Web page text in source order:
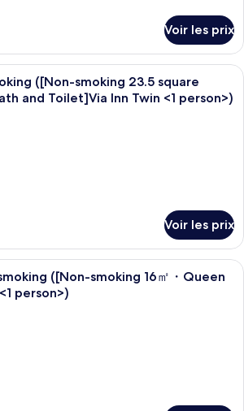
Voir les prix
Une chambre d’hôtel avec deux
([Non-smoking 23.5 square
and Toilet]Via Inn Twin <1 person>)
Voir les prix
Une chambre d’hôtel avec un lit,
([Non-smoking 16㎡・Queen
person>)